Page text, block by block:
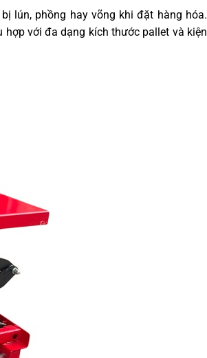
lún, phồng hay võng khi đặt hàng hóa.
hợp với đa dạng kích thước pallet và kiện